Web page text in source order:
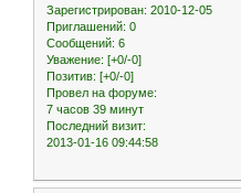
Зарегистрирован: 2010-12-05
Приглашений: 0
Сообщений: 6
Уважение: [+0/-0]
Позитив: [+0/-0]
Провел на форуме:
7 часов 39 минут
Последний визит:
2013-01-16 09:44:58